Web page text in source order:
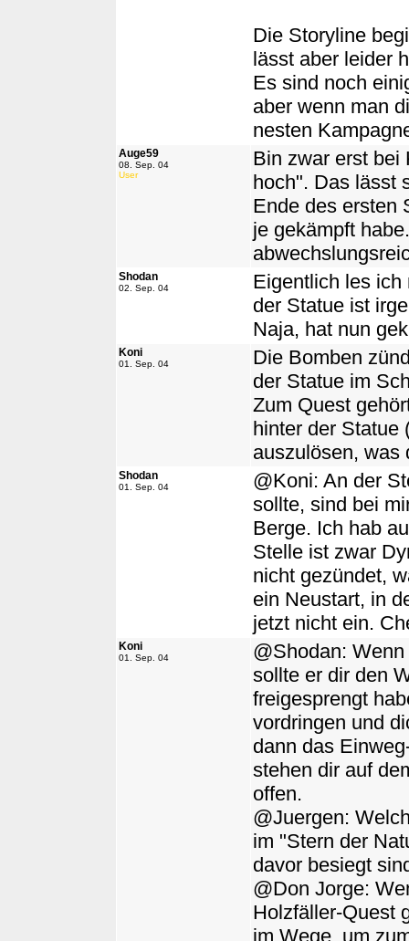
Die Storyline
lässt aber leider
Es sind noch
aber wenn man
nesten
Auge59
08. Sep. 04
User
Bin zwar erst bei
hoch". Das lässt
Ende des ersten
je gekämpft
Shodan
02. Sep. 04
Eigentlich les ich
der Statue ist
Naja, hat nun
Koni
01. Sep. 04
Die Bomben
der Statue im
Zum Quest
hinter der Statue
auszulösen, was
Shodan
01. Sep. 04
@Koni: An der
sollte, sind bei
Berge. Ich hab
Stelle ist zwar
nicht gezündet,
ein Neustart, in
jetzt nicht ein.
Koni
01. Sep. 04
@Shodan:
sollte er dir den
freigesprengt
vordringen und
dann das
stehen dir auf
offen.
@Juergen:
im "Stern der
davor besiegt
@Don Jorge:
Holzfäller-Quest
im Wege, um